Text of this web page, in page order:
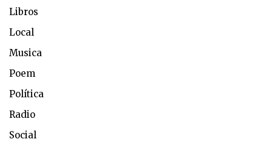
Libros
Local
Musica
Poem
Política
Radio
Social